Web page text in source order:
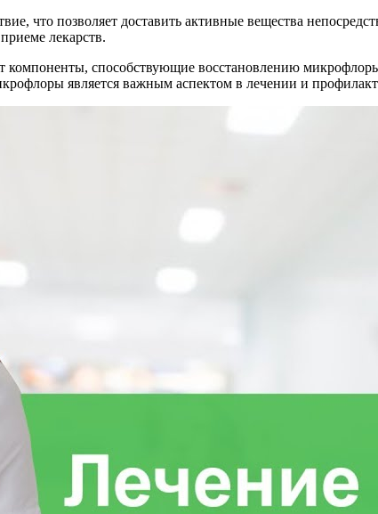
что позволяет доставить активные вещества
лекарств.
компоненты, способствующие восстановлению
является важным аспектом в лечении и